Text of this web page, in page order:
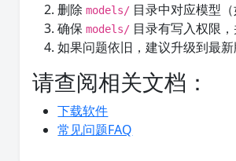
删除models/ 目录中对应模型
确保models/ 目录有写入权限，
如果问题依旧，建议升级到最
请查阅相关文档：
下载软件
常见问题FAQ